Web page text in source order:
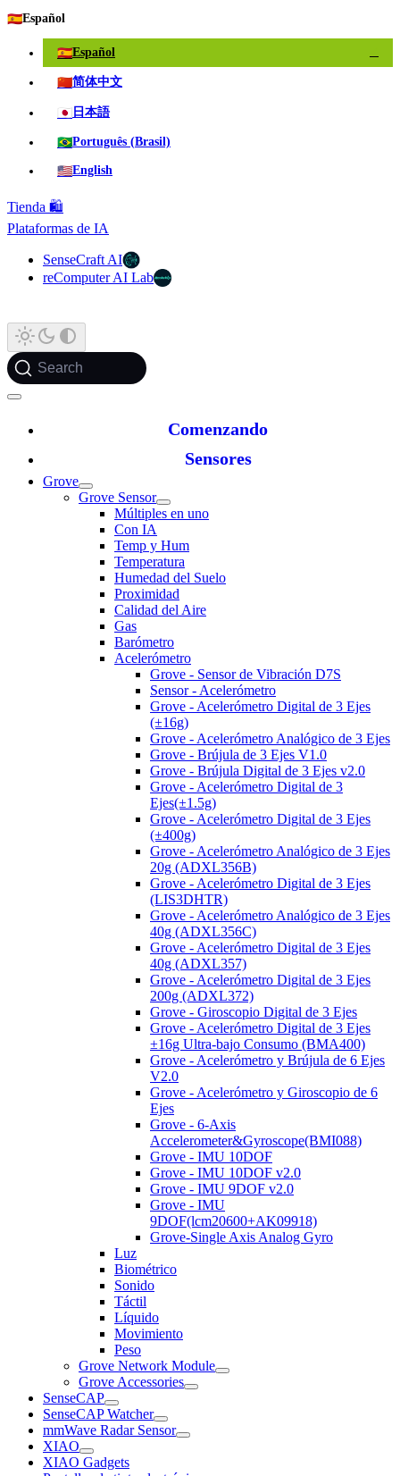
🇪🇸Español
🇪🇸Español
🇨🇳简体中文
🇯🇵 日本語
🇧🇷Português (Brasil)
🇺🇸English
Tienda 🛍️
Plataformas de IA
SenseCraft AI
reComputer AI Lab
Search
Comenzando
Sensores
Grove
Grove Sensor
Múltiples en uno
Con IA
Temp y Hum
Temperatura
Humedad del Suelo
Proximidad
Calidad del Aire
Gas
Barómetro
Acelerómetro
Grove - Sensor de Vibración D7S
Sensor - Acelerómetro
Grove - Acelerómetro Digital de 3 Ejes
(±16g)
Grove - Acelerómetro Analógico de 3 Ejes
Grove - Brújula de 3 Ejes V1.0
Grove - Brújula Digital de 3 Ejes v2.0
Grove - Acelerómetro Digital de 3
Ejes(±1.5g)
Grove - Acelerómetro Digital de 3 Ejes
(±400g)
Grove - Acelerómetro Analógico de 3 Ejes
20g (ADXL356B)
Grove - Acelerómetro Digital de 3 Ejes
(LIS3DHTR)
Grove - Acelerómetro Analógico de 3 Ejes
40g (ADXL356C)
Grove - Acelerómetro Digital de 3 Ejes
40g (ADXL357)
Grove - Acelerómetro Digital de 3 Ejes
200g (ADXL372)
Grove - Giroscopio Digital de 3 Ejes
Grove - Acelerómetro Digital de 3 Ejes
±16g Ultra-bajo Consumo (BMA400)
Grove - Acelerómetro y Brújula de 6 Ejes
V2.0
Grove - Acelerómetro y Giroscopio de 6
Ejes
Grove - 6-Axis
Accelerometer&Gyroscope(BMI088)
Grove - IMU 10DOF
Grove - IMU 10DOF v2.0
Grove - IMU 9DOF v2.0
Grove - IMU
9DOF(lcm20600+AK09918)
Grove-Single Axis Analog Gyro
Luz
Biométrico
Sonido
Táctil
Líquido
Movimiento
Peso
Grove Network Module
Grove Accessories
SenseCAP
SenseCAP Watcher
mmWave Radar Sensor
XIAO
XIAO Gadgets